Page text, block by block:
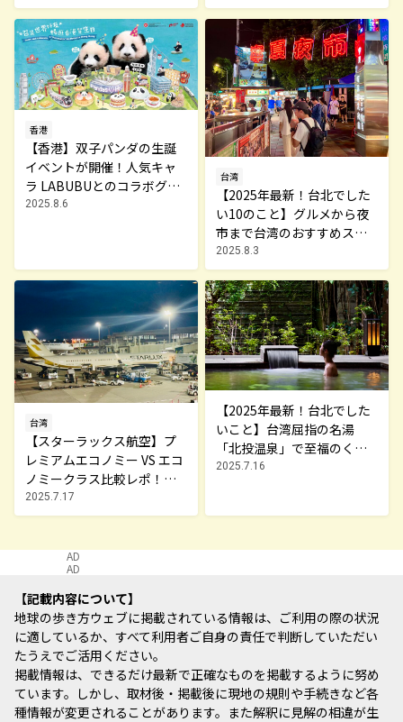
香港
【香港】双子パンダの生誕
イベントが開催！人気キャ
ラ LABUBUとのコラボグッ
ズも
2025.8.6
台湾
【2025年最新！台北でした
い10のこと】グルメから夜
市まで台湾のおすすめスポ
ット（前編）
2025.8.3
台湾
【スターラックス航空】プ
レミアムエコノミー VS エコ
ノミークラス比較レポ！快
適すぎる台湾旅へ
2025.7.17
【2025年最新！台北でした
いこと】台湾屈指の名湯
「北投温泉」で至福のくつ
ろぎ旅
2025.7.16
AD
AD
記載内容について
地球の歩き方ウェブに掲載されている情報は、ご利用の際の状況
に適しているか、すべて利用者ご自身の責任で判断していただい
たうえでご活用ください。
掲載情報は、できるだけ最新で正確なものを掲載するように努め
ています。しかし、取材後・掲載後に現地の規則や手続きなど各
種情報が変更されることがあります。また解釈に見解の相違が生